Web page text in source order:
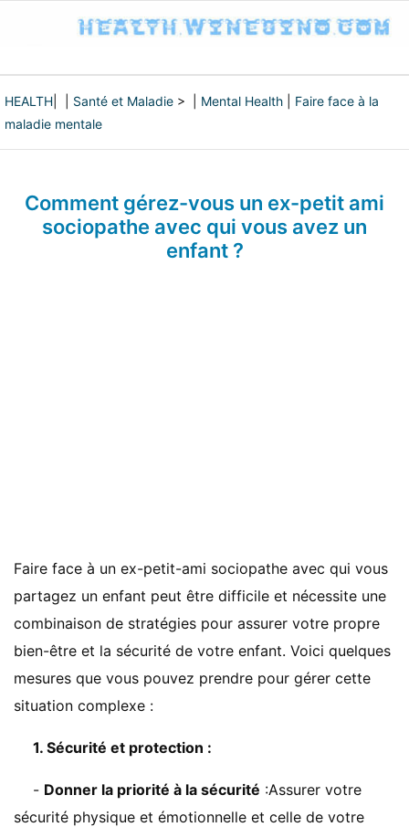
HEALTH Santé et Maladie > | Mental Health
Faire face à la
maladie mentale
Comment gérez-vous un ex-petit ami
sociopathe avec qui vous avez un
enfant ?
Faire face à un ex-petit-ami sociopathe avec qui vous
partagez un enfant peut être difficile et nécessite une
combinaison de stratégies pour assurer votre propre
bien-être et la sécurité de votre enfant. Voici quelques
mesures que vous pouvez prendre pour gérer cette
situation complexe :
1. Sécurité et protection :
- Donner la priorité à la sécurité :Assurer votre
sécurité physique et émotionnelle et celle de votre